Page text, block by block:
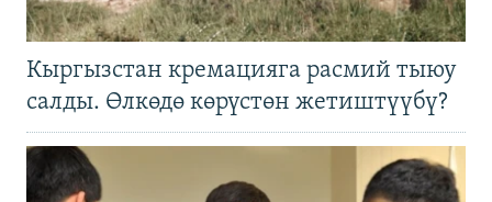
Кыргызстан кремацияга расмий тыюу
салды. Өлкөдө көрүстөн жетиштүүбү?